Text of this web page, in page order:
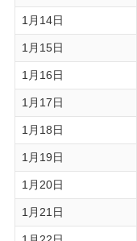
1月14日
1月15日
1月16日
1月17日
1月18日
1月19日
1月20日
1月21日